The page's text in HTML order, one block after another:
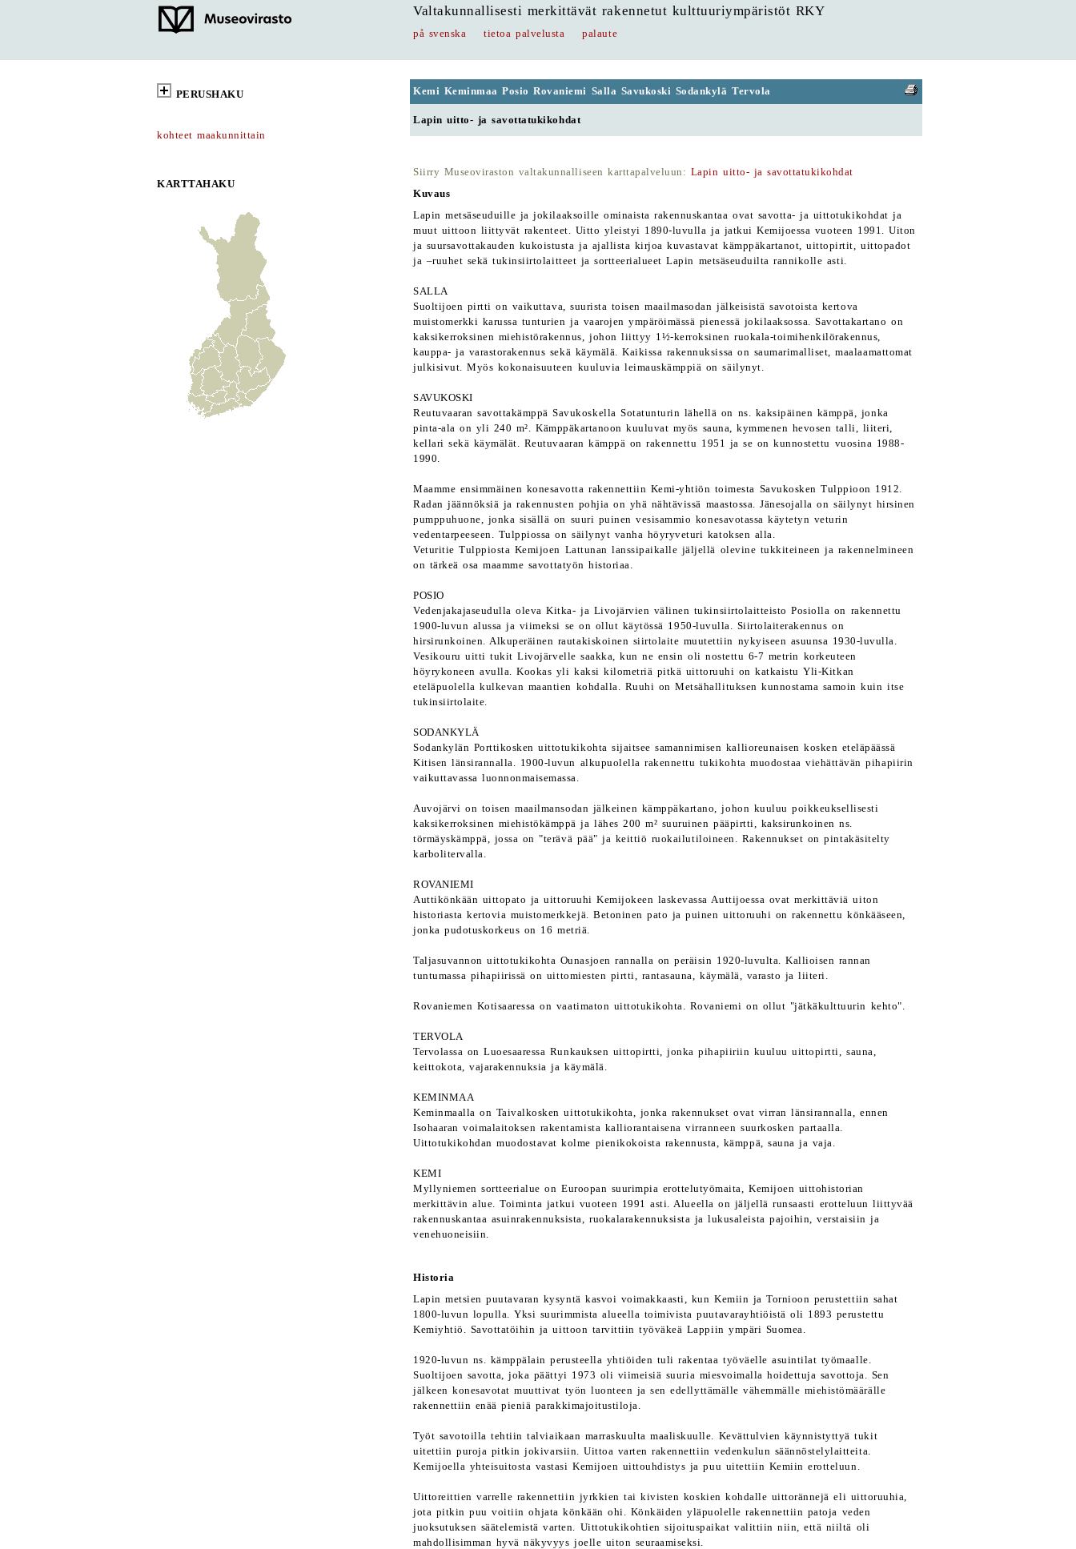
Valtakunnallisesti merkittävät rakennetut kulttuuriympäristöt RKY
på svenska tietoa palvelusta palaute
PERUSHAKU
kohteet maakunnittain
KARTTAHAKU
Kemi Keminmaa Posio Rovaniemi Salla Savukoski Sodankylä Tervola
Lapin uitto- ja savottatukikohdat
Siirry Museoviraston valtakunnalliseen karttapalveluun: Lapin uitto- ja savottatukikohdat
Kuvaus
Lapin metsäseuduille ja jokilaaksoille ominaista rakennuskantaa ovat savotta- ja uittotukikohdat ja
muut uittoon liittyvät rakenteet. Uitto yleistyi 1890-luvulla ja jatkui Kemijoessa vuoteen 1991. Uiton
ja suursavottakauden kukoistusta ja ajallista kirjoa kuvastavat kämppäkartanot, uittopirtit, uittopadot
ja –ruuhet sekä tukinsiirtolaitteet ja sortteerialueet Lapin metsäseuduilta rannikolle asti.
SALLA
Suoltijoen pirtti on vaikuttava, suurista toisen maailmasodan jälkeisistä savotoista kertova
muistomerkki karussa tunturien ja vaarojen ympäröimässä pienessä jokilaaksossa. Savottakartano on
kaksikerroksinen miehistörakennus, johon liittyy 1½-kerroksinen ruokala-toimihenkilörakennus,
kauppa- ja varastorakennus sekä käymälä. Kaikissa rakennuksissa on saumarimalliset, maalaamattomat
julkisivut. Myös kokonaisuuteen kuuluvia leimauskämppiä on säilynyt.
SAVUKOSKI
Reutuvaaran savottakämppä Savukoskella Sotatunturin lähellä on ns. kaksipäinen kämppä, jonka
pinta-ala on yli 240 m². Kämppäkartanoon kuuluvat myös sauna, kymmenen hevosen talli, liiteri,
kellari sekä käymälät. Reutuvaaran kämppä on rakennettu 1951 ja se on kunnostettu vuosina 1988-
1990.
Maamme ensimmäinen konesavotta rakennettiin Kemi-yhtiön toimesta Savukosken Tulppioon 1912.
Radan jäännöksiä ja rakennusten pohjia on yhä nähtävissä maastossa. Jänesojalla on säilynyt hirsinen
pumppuhuone, jonka sisällä on suuri puinen vesisammio konesavotassa käytetyn veturin
vedentarpeeseen. Tulppiossa on säilynyt vanha höyryveturi katoksen alla.
Veturitie Tulppiosta Kemijoen Lattunan lanssipaikalle jäljellä olevine tukkiteineen ja rakennelmineen
on tärkeä osa maamme savottatyön historiaa.
POSIO
Vedenjakajaseudulla oleva Kitka- ja Livojärvien välinen tukinsiirtolaitteisto Posiolla on rakennettu
1900-luvun alussa ja viimeksi se on ollut käytössä 1950-luvulla. Siirtolaiterakennus on
hirsirunkoinen. Alkuperäinen rautakiskoinen siirtolaite muutettiin nykyiseen asuunsa 1930-luvulla.
Vesikouru uitti tukit Livojärvelle saakka, kun ne ensin oli nostettu 6-7 metrin korkeuteen
höyrykoneen avulla. Kookas yli kaksi kilometriä pitkä uittoruuhi on katkaistu Yli-Kitkan
eteläpuolella kulkevan maantien kohdalla. Ruuhi on Metsähallituksen kunnostama samoin kuin itse
tukinsiirtolaite.
SODANKYLÄ
Sodankylän Porttikosken uittotukikohta sijaitsee samannimisen kallioreunaisen kosken eteläpäässä
Kitisen länsirannalla. 1900-luvun alkupuolella rakennettu tukikohta muodostaa viehättävän pihapiirin
vaikuttavassa luonnonmaisemassa.
Auvojärvi on toisen maailmansodan jälkeinen kämppäkartano, johon kuuluu poikkeuksellisesti
kaksikerroksinen miehistökämppä ja lähes 200 m² suuruinen pääpirtti, kaksirunkoinen ns.
törmäyskämppä, jossa on "terävä pää" ja keittiö ruokailutiloineen. Rakennukset on pintakäsitelty
karbolitervalla.
ROVANIEMI
Auttikönkään uittopato ja uittoruuhi Kemijokeen laskevassa Auttijoessa ovat merkittäviä uiton
historiasta kertovia muistomerkkejä. Betoninen pato ja puinen uittoruuhi on rakennettu könkääseen,
jonka pudotuskorkeus on 16 metriä.
Taljasuvannon uittotukikohta Ounasjoen rannalla on peräisin 1920-luvulta. Kallioisen rannan
tuntumassa pihapiirissä on uittomiesten pirtti, rantasauna, käymälä, varasto ja liiteri.
Rovaniemen Kotisaaressa on vaatimaton uittotukikohta. Rovaniemi on ollut "jätkäkulttuurin kehto".
TERVOLA
Tervolassa on Luoesaaressa Runkauksen uittopirtti, jonka pihapiiriin kuuluu uittopirtti, sauna,
keittokota, vajarakennuksia ja käymälä.
KEMINMAA
Keminmaalla on Taivalkosken uittotukikohta, jonka rakennukset ovat virran länsirannalla, ennen
Isohaaran voimalaitoksen rakentamista kalliorantaisena virranneen suurkosken partaalla.
Uittotukikohdan muodostavat kolme pienikokoista rakennusta, kämppä, sauna ja vaja.
KEMI
Myllyniemen sortteerialue on Euroopan suurimpia erottelutyömaita, Kemijoen uittohistorian
merkittävin alue. Toiminta jatkui vuoteen 1991 asti. Alueella on jäljellä runsaasti erotteluun liittyvää
rakennuskantaa asuinrakennuksista, ruokalarakennuksista ja lukusaleista pajoihin, verstaisiin ja
venehuoneisiin.
Historia
Lapin metsien puutavaran kysyntä kasvoi voimakkaasti, kun Kemiin ja Tornioon perustettiin sahat
1800-luvun lopulla. Yksi suurimmista alueella toimivista puutavarayhtiöistä oli 1893 perustettu
Kemiyhtiö. Savottatöihin ja uittoon tarvittiin työväkeä Lappiin ympäri Suomea.
1920-luvun ns. kämppälain perusteella yhtiöiden tuli rakentaa työväelle asuintilat työmaalle.
Suoltijoen savotta, joka päättyi 1973 oli viimeisiä suuria miesvoimalla hoidettuja savottoja. Sen
jälkeen konesavotat muuttivat työn luonteen ja sen edellyttämälle vähemmälle miehistömäärälle
rakennettiin enää pieniä parakkimajoitustiloja.
Työt savotoilla tehtiin talviaikaan marraskuulta maaliskuulle. Kevättulvien käynnistyttyä tukit
uitettiin puroja pitkin jokivarsiin. Uittoa varten rakennettiin vedenkulun säännöstelylaitteita.
Kemijoella yhteisuitosta vastasi Kemijoen uittouhdistys ja puu uitettiin Kemiin erotteluun.
Uittoreittien varrelle rakennettiin jyrkkien tai kivisten koskien kohdalle uittorännejä eli uittoruuhia,
jota pitkin puu voitiin ohjata könkään ohi. Könkäiden yläpuolelle rakennettiin patoja veden
juoksutuksen säätelemistä varten. Uittotukikohtien sijoituspaikat valittiin niin, että niiltä oli
mahdollisimman hyvä näkyvyys joelle uiton seuraamiseksi.